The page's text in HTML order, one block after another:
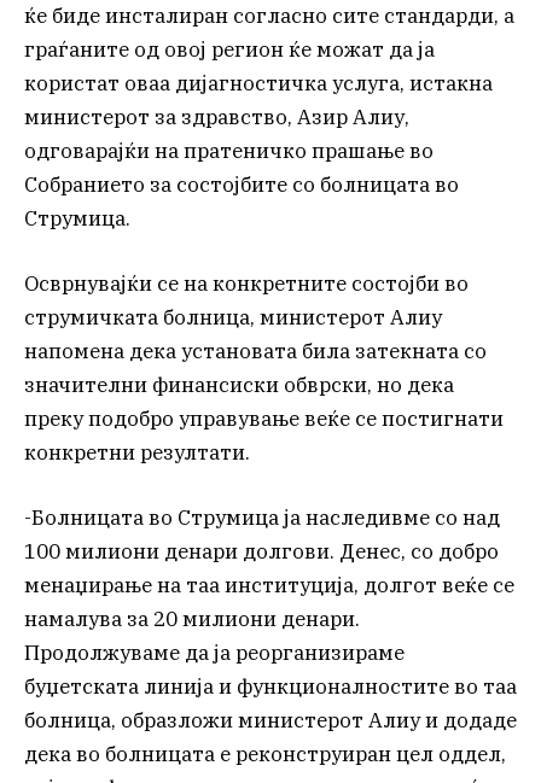
ќе биде инсталиран согласно сите стандарди, а
граѓаните од овој регион ќе можат да ја
користат оваа дијагностичка услуга, истакна
министерот за здравство, Азир Алиу,
одговарајќи на пратеничко прашање во
Собранието за состојбите со болницата во
Струмица.
Осврнувајќи се на конкретните состојби во
струмичката болница, министерот Алиу
напомена дека установата била затекната со
значителни финансиски обврски, но дека
преку подобро управување веќе се постигнати
конкретни резултати.
-Болницата во Струмица ја наследивме со над
100 милиони денари долгови. Денес, со добро
менаџирање на таа институција, долгот веќе се
намалува за 20 милиони денари.
Продолжуваме да ја реорганизираме
буџетската линија и функционалностите во таа
болница, образложи министерот Алиу и додаде
дека во болницата е реконструиран цел оддел,